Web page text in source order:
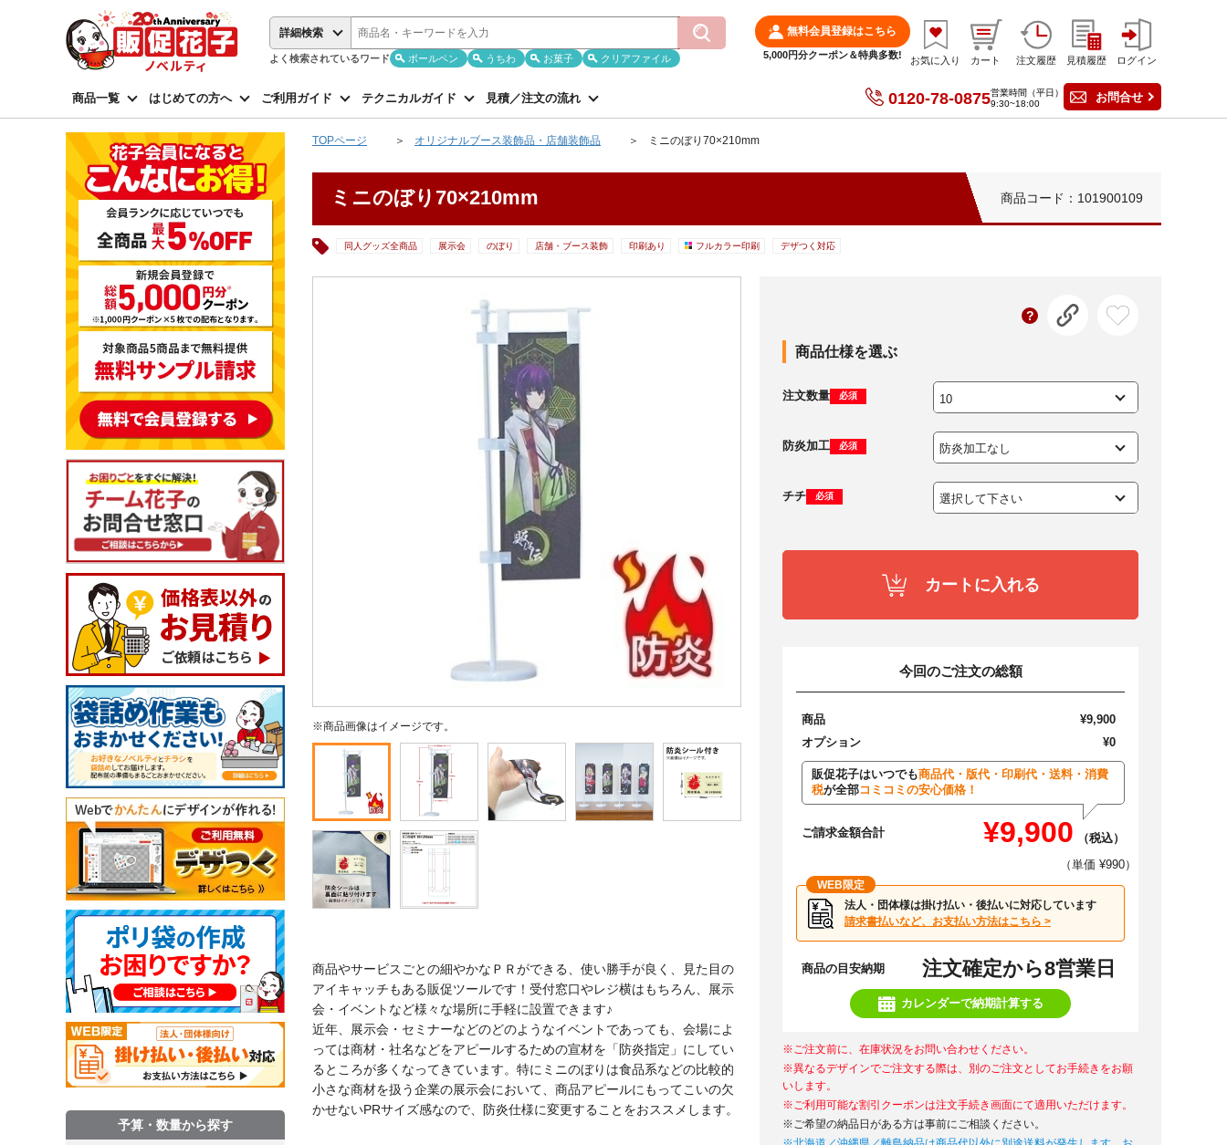
詳細検索
よく検索されているワード ボールペン うちわ お菓子 クリアファイル
無料会員登録はこちら
5,000円分クーポン＆特典多数! お気に入り カート 注文履歴 見積履歴 ログイン
商品一覧 はじめての方へ ご利用ガイド テクニカルガイド 見積／注文の流れ 0120-78-0875営業時間（平日）
9:30~18:00
お問合せ
TOPページ オリジナルブース装飾品・店舗装飾品 ミニのぼり70×210mm
ミニのぼり70×210mm 商品コード：101900109
同人グッズ全商品 展示会 のぼり 店舗・ブース装飾 印刷あり フルカラー印刷 デザつく対応
※商品画像はイメージです。
商品やサービスごとの細やかなＰＲができる、使い勝手が良く、見た目の
アイキャッチもある販促ツールです！受付窓口やレジ横はもちろん、展示
会・イベントなど様々な場所に手軽に設置できます♪
近年、展示会・セミナーなどのどのようなイベントであっても、会場によ
っては商材・社名などをアピールするための宣材を「防炎指定」にしてい
るところが多くなってきています。特にミニのぼりは食品系などの比較的
小さな商材を扱う企業の展示会において、商品アピールにもってこいの欠
かせないPRサイズ感なので、防炎仕様に変更することをおススメします。
商品仕様を選ぶ
注文数量 必須
防炎加工 必須
チチ 必須
カートに入れる
今回のご注文の総額
商品
¥9,900
オプション
¥0
販促花子はいつでも商品代・版代・印刷代・送料・消費
税が全部コミコミの安心価格！
ご請求金額合計 ¥9,900
（税込）
（単価 ¥990）
WEB限定
法人・団体様は掛け払い・後払いに対応しています
請求書払いなど、お支払い方法はこちら >
商品の目安納期 注文確定から8営業日
カレンダーで納期計算する
※ご注文前に、在庫状況をお問い合わせください。
※異なるデザインでご注文する際は、別のご注文としてお手続きをお願
いします。
※ご利用可能な割引クーポンは注文手続き画面にて適用いただけます。
※ご希望の納品日がある方は事前にご相談ください。
予算・数量から探す